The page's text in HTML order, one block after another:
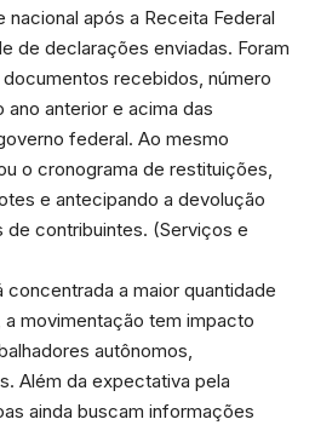
nacional após a Receita Federal
de declarações enviadas. Foram
recebidos, número
anterior e acima das
federal. Ao mesmo
o cronograma de restituições,
e antecipando a devolução
de contribuintes. (Serviços e
concentrada a maior quantidade
movimentação tem impacto
autônomos,
Além da expectativa pela
ainda buscam informações